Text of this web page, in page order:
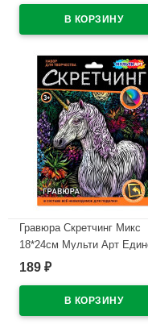
Гравюра Скретчинг Микс
18*24см Мульти Арт
арт.SCRETCH-111542
189 ₽